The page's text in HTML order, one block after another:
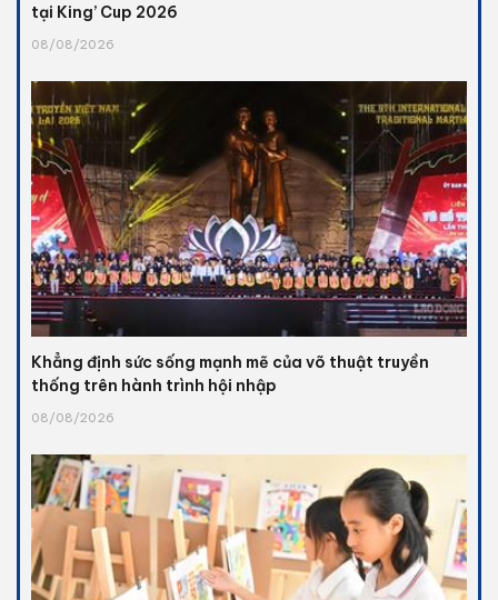
tại King’ Cup 2026
08/08/2026
Khẳng định sức sống mạnh mẽ của võ thuật truyền
thống trên hành trình hội nhập
08/08/2026